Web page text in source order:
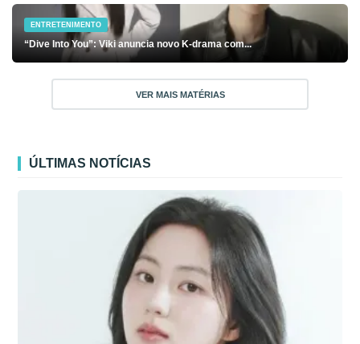
ENTRETENIMENTO
“Dive Into You”: Viki anuncia novo K-drama com...
VER MAIS MATÉRIAS
ÚLTIMAS NOTÍCIAS